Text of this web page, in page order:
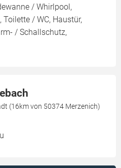
/ Whirlpool,
/ WC, Haustür,
/ Schallschutz,
(16km von 50374 Merzenich)